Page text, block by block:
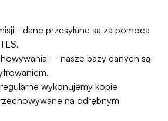
- dane przesyłane są za pomocą
– nasze bazy danych są
wykonujemy kopie
na odrębnym